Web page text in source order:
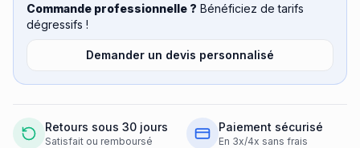
Commande professionnelle ? Bénéficiez de tarifs
dégressifs !
Demander un devis personnalisé
Retours sous 30 jours
Satisfait ou remboursé
Paiement sécurisé
En 3x/4x sans frais